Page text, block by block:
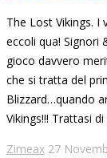
The Lost Vikings. I
eccoli qua! Signori
gioco davvero
che si tratta del
Blizzard…quando
Vikings!!! Trattasi
Zimeax 27